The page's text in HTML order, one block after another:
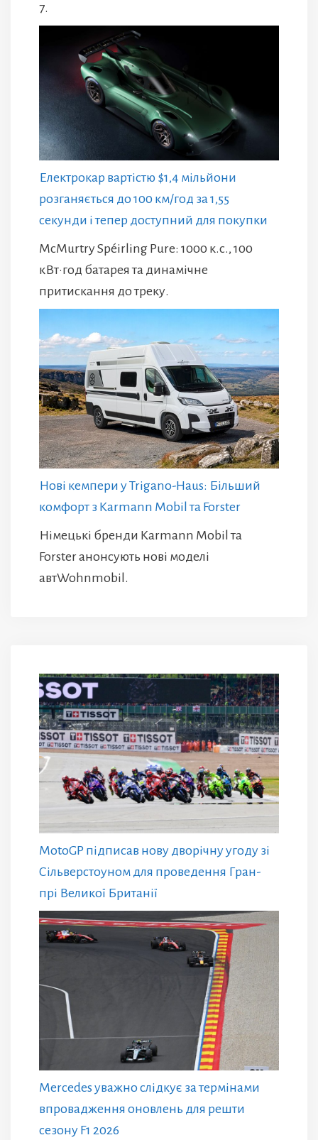
7.
Електрокар вартістю $1,4 мільйони
розганяється до 100 км/год за 1,55
секунди і тепер доступний для покупки
McMurtry Spéirling Pure: 1000 к.с., 100
кВт·год батарея та динамічне
притискання до треку.
Нові кемпери у Trigano-Haus: Більший
комфорт з Karmann Mobil та Forster
Німецькі бренди Karmann Mobil та
Forster анонсують нові моделі
автWohnmobil.
MotoGP підписав нову дворічну угоду зі
Сільверстоуном для проведення Гран-
прі Великої Британії
Mercedes уважно слідкує за термінами
впровадження оновлень для решти
сезону F1 2026